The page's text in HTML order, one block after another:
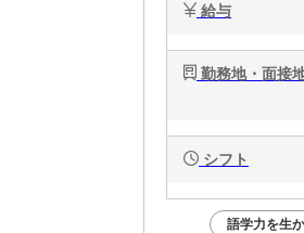
給与
勤務地・面接
シフト
語学力を生